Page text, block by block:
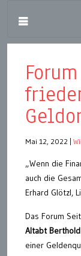
Mai 12, 2022
„Wenn die
auch die
Erhard Glötzl,
Das Forum
Altabt
einer